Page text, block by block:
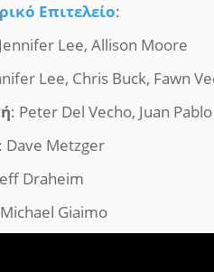
Επιτελείο:
Lee, Allison Moore
Lee, Chris Buck, Fawn
: Peter Del Vecho, Juan
: Dave Metzger
Draheim
Giaimo